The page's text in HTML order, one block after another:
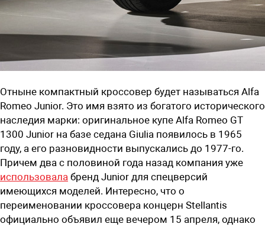
Отныне компактный кроссовер будет называться Alfa
Romeo Junior. Это имя взято из богатого исторического
наследия марки: оригинальное купе Alfa Romeo GT
1300 Junior на базе седана Giulia появилось в 1965
году, а его разновидности выпускались до 1977-го.
Причем два с половиной года назад компания уже
использовала бренд Junior для спецверсий
имеющихся моделей. Интересно, что о
переименовании кроссовера концерн Stellantis
официально объявил еще вечером 15 апреля, однако